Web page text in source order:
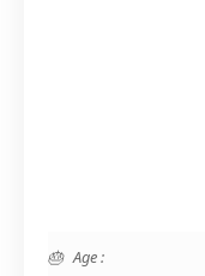
Age :